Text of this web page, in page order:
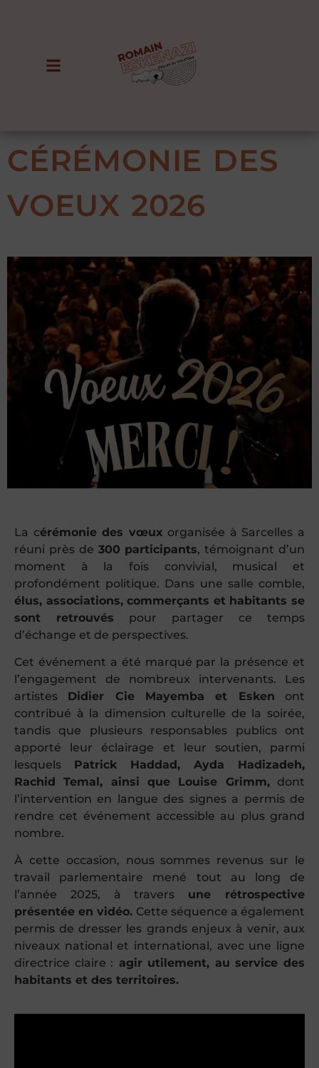
CÉRÉMONIE DES
VOEUX 2026
La cérémonie des vœux organisée à Sarcelles a
réuni près de 300 participants, témoignant d’un
moment à la fois convivial, musical et
profondément politique. Dans une salle comble,
élus, associations, commerçants et habitants se
sont retrouvés pour partager ce temps
d’échange et de perspectives.
Cet événement a été marqué par la présence et
l’engagement de nombreux intervenants. Les
artistes Didier Cie Mayemba et Esken ont
contribué à la dimension culturelle de la soirée,
tandis que plusieurs responsables publics ont
apporté leur éclairage et leur soutien, parmi
lesquels Patrick Haddad, Ayda Hadizadeh,
Rachid Temal, ainsi que Louise Grimm,dont
l’intervention en langue des signes a permis de
rendre cet événement accessible au plus grand
nombre.
À cette occasion, nous sommes revenus sur le
travail parlementaire mené tout au long de
l’année 2025, à travers une rétrospective
présentée en vidéo. Cette séquence a également
permis de dresser les grands enjeux à venir, aux
niveaux national et international, avec une ligne
directrice claire : agir utilement, au service des
habitants et des territoires.